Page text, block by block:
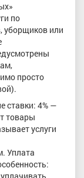
по
уборщиков или
просто
ставки: 4% —
товары
услуги
Уплата